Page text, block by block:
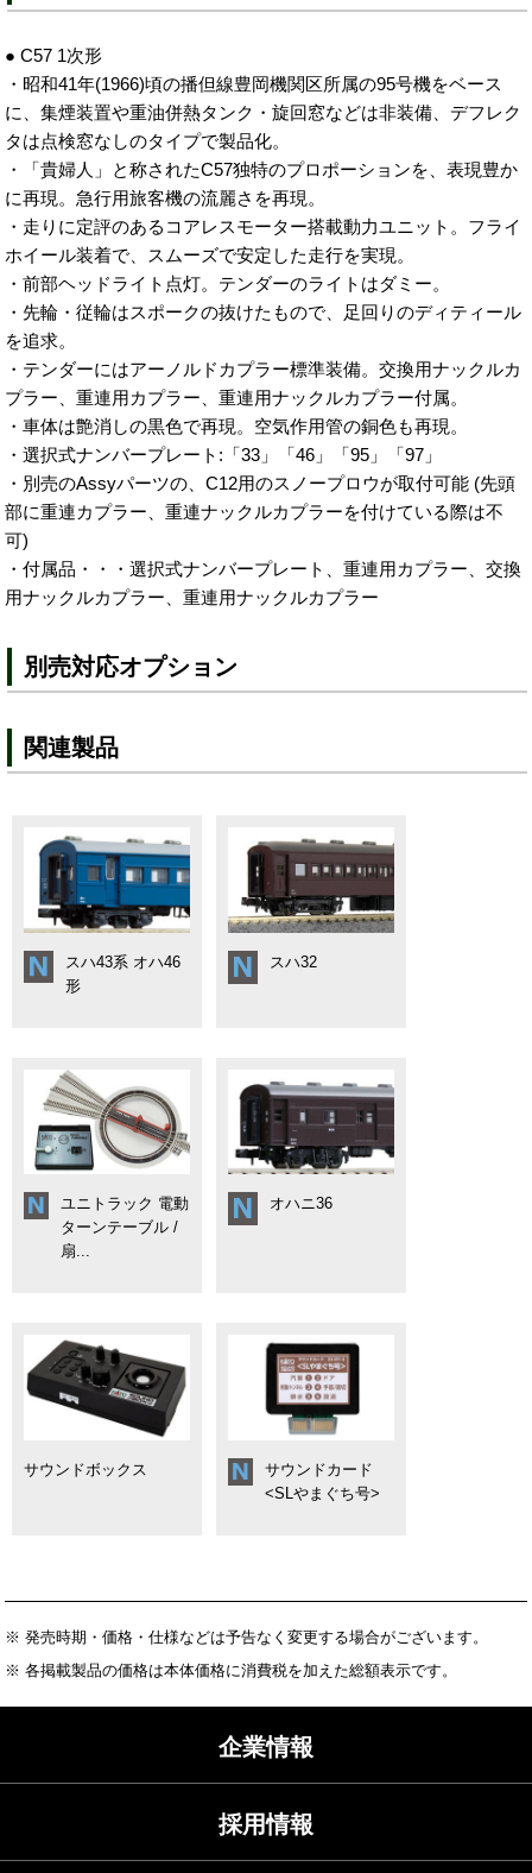
● C57 1次形
・昭和41年(1966)頃の播但線豊岡機関区所属の95号機をベース
に、集煙装置や重油併熱タンク・旋回窓などは非装備、デフレク
タは点検窓なしのタイプで製品化。
・「貴婦人」と称されたC57独特のプロポーションを、表現豊か
に再現。急行用旅客機の流麗さを再現。
・走りに定評のあるコアレスモーター搭載動力ユニット。フライ
ホイール装着で、スムーズで安定した走行を実現。
・前部ヘッドライト点灯。テンダーのライトはダミー。
・先輪・従輪はスポークの抜けたもので、足回りのディティール
を追求。
・テンダーにはアーノルドカプラー標準装備。交換用ナックルカ
プラー、重連用カプラー、重連用ナックルカプラー付属。
・車体は艶消しの黒色で再現。空気作用管の銅色も再現。
・選択式ナンバープレート:「33」「46」「95」「97」
・別売のAssyパーツの、C12用のスノープロウが取付可能 (先頭
部に重連カプラー、重連ナックルカプラーを付けている際は不
可)
・付属品・・・選択式ナンバープレート、重連用カプラー、交換
用ナックルカプラー、重連用ナックルカプラー
別売対応オプション
関連製品
スハ43系 オハ46
形
スハ32
ユニトラック 電動
ターンテーブル /
扇...
オハニ36
サウンドボックス
サウンドカード
<SLやまぐち号>
※ 発売時期・価格・仕様などは予告なく変更する場合がございます。
※ 各掲載製品の価格は本体価格に消費税を加えた総額表示です。
企業情報
採用情報